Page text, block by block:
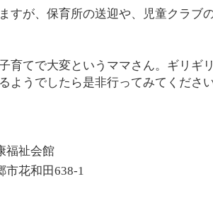
すが、保育所の送迎や、児童クラブ
育てで大変というママさん。ギリギ
ようでしたら是非行ってみてください
福祉会館
市花和田638-1